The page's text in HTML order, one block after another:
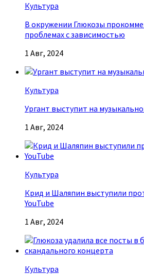
Культура
В окружении Глюкозы
проблемах с зависимостью
1 Авг, 2024
Культура
Ургант выступит на
1 Авг, 2024
Культура
Крид и Шаляпин выступили
YouTube
1 Авг, 2024
Культура